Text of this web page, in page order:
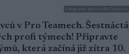
Fotografie: Archiv Ski Classics
v Pro Teamech. Šestnáctá
profi týmech! Připravte
která začíná již zítra 10.